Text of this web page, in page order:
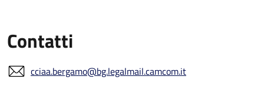
Contatti
cciaa.bergamo@bg.legalmail.camcom.it